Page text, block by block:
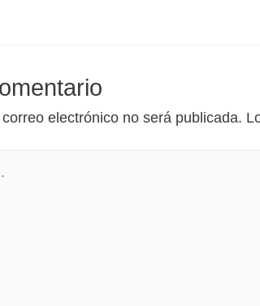
electrónico no será publicada.